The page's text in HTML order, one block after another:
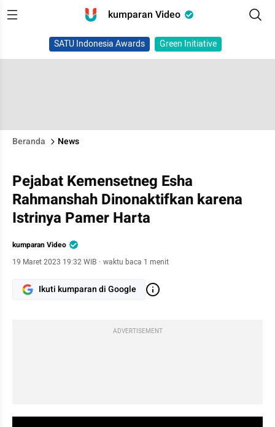
kumparan Video
SATU Indonesia Awards Green Initiative
Beranda News
Pejabat Kemensetneg Esha
Rahmanshah Dinonaktifkan karena
Istrinya Pamer Harta
kumparan Video
19 Maret 2023 19:32 WIB · waktu baca 1 menit
Ikuti kumparan di Google
ADVERTISEMENT